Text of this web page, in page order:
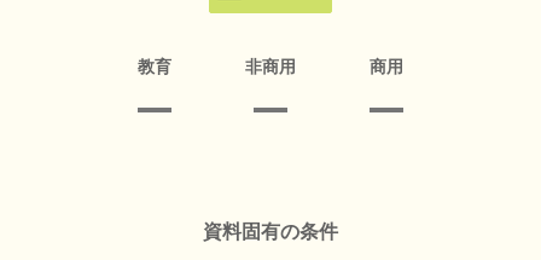
教育 非商用 商用
資料固有の条件